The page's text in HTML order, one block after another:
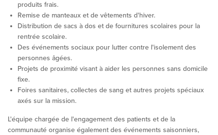
produits frais.
Remise de manteaux et de vêtements d'hiver.
Distribution de sacs à dos et de fournitures scolaires pour la
rentrée scolaire.
Des événements sociaux pour lutter contre l'isolement des
personnes âgées.
Projets de proximité visant à aider les personnes sans domicile
fixe.
Foires sanitaires, collectes de sang et autres projets spéciaux
axés sur la mission.
L'équipe chargée de l'engagement des patients et de la
communauté organise également des événements saisonniers,